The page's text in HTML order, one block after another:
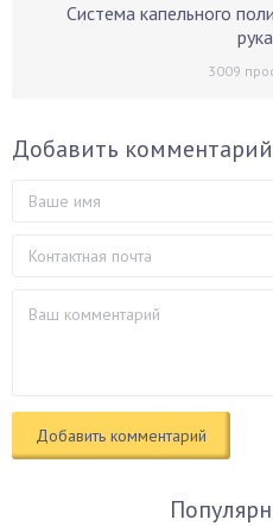
Система капельного
3009
Добавить комментарий